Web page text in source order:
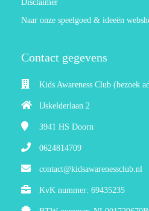
Disclaimer
Naar onze speelgoed & ideeën
Contact gegevens
Kids Awareness Club (bezoek
IJskelderlaan 2
3941 HS Doorn
0624814709
contact@kidsawarenessclub.nl
KvK nummer: 69435235